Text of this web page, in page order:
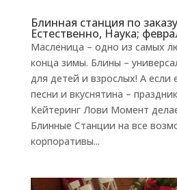
Блинная станция по
Естественно, Наука;
Масленица – одно из самых
конца зимы. Блины –
для детей и взрослых! А
песни и вкуснятина –
Кейтеринг Лови Момент
Блинные Станции на все
корпоративы...